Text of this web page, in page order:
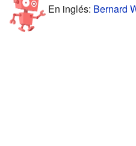
En inglés: Bernard